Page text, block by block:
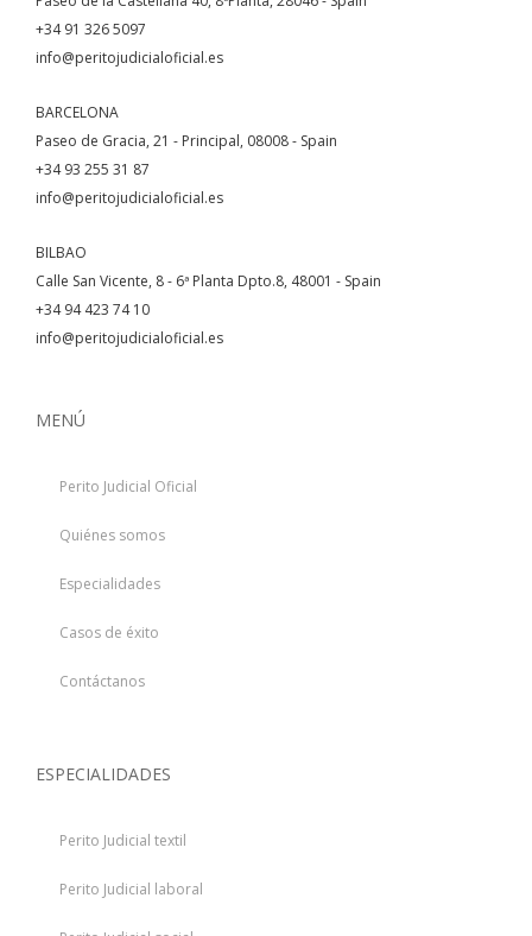
+34 91 326 5097
info@peritojudicialoficial.es
BARCELONA
Paseo de Gracia, 21 - Principal, 08008 - Spain
+34 93 255 31 87
info@peritojudicialoficial.es
BILBAO
Calle San Vicente, 8 - 6ª Planta Dpto.8, 48001 - Spain
+34 94 423 74 10
info@peritojudicialoficial.es
MENÚ
Perito Judicial Oficial
Quiénes somos
Especialidades
Casos de éxito
Contáctanos
ESPECIALIDADES
Perito Judicial textil
Perito Judicial laboral